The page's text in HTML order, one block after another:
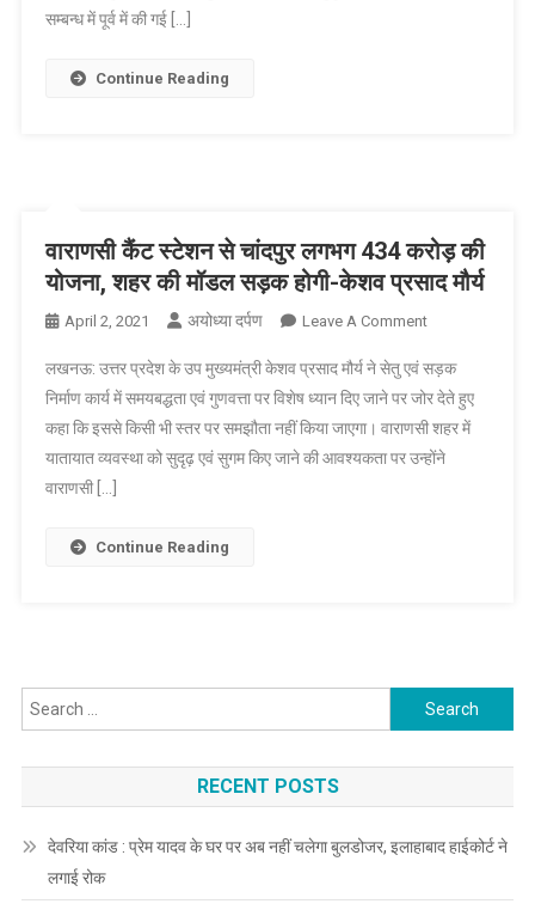
सम्बन्ध में पूर्व में की गई […]
Continue Reading
वाराणसी कैंट स्टेशन से चांदपुर लगभग 434 करोड़ की
योजना, शहर की मॉडल सड़क होगी-केशव प्रसाद मौर्य
April 2, 2021 अयोध्या दर्पण Leave A CommentOn
कैंट
स्टेशन
से
चांदपुर
सड़क
होगी-
लखनऊ: उत्तर प्रदेश के उप मुख्यमंत्री केशव प्रसाद मौर्य ने सेतु एवं सड़क
निर्माण कार्य में समयबद्धता एवं गुणवत्ता पर विशेष ध्यान दिए जाने पर जोर देते हुए
कहा कि इससे किसी भी स्तर पर समझौता नहीं किया जाएगा। वाराणसी शहर में
यातायात व्यवस्था को सुदृढ़ एवं सुगम किए जाने की आवश्यकता पर उन्होंने
वाराणसी […]
Continue Reading
Search
for:
RECENT POSTS
देवरिया कांड : प्रेम यादव के घर पर अब नहीं चलेगा बुलडोजर, इलाहाबाद हाईकोर्ट ने
लगाई रोक